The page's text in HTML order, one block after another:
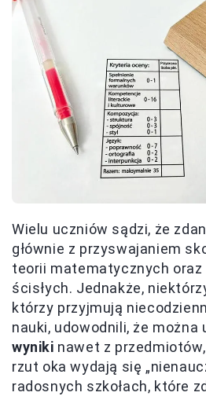
Wielu uczniów sądzi, że
głównie z przyswajaniem
teorii matematycznych oraz
ścisłych. Jednakże,
którzy przyjmują
nauki, udowodnili, że można
wyniki nawet z
rzut oka wydają się
radosnych szkołach, które